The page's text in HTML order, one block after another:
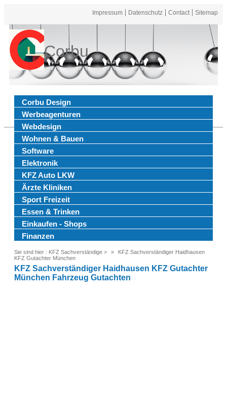
Impressum Datenschutz Contact Sitemap
Corbu
Corbu Design
Werbeagenturen
Webdesign
Wohnen & Bauen
Software
Elektronik
KFZ Auto LKW
Ärzte Kliniken
Sport Freizeit
Essen & Trinken
Einkaufen - Shops
Finanzen
Sie sind hier : KFZ Sachverständige >
KFZ Sachverständiger Haidhausen
KFZ Gutachter München
KFZ Sachverständiger Haidhausen KFZ Gutachter
München Fahrzeug Gutachten